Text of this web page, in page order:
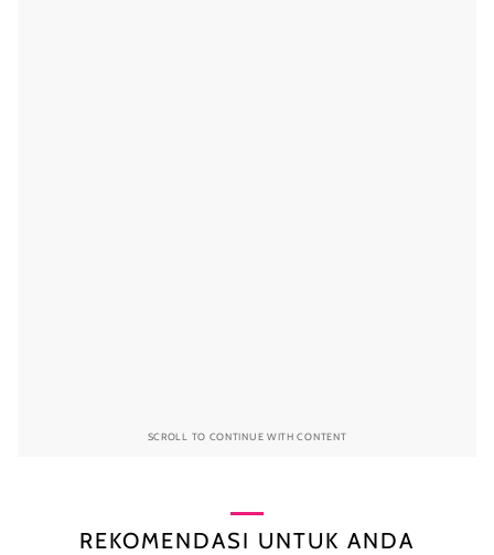
SCROLL TO CONTINUE WITH CONTENT
REKOMENDASI UNTUK ANDA